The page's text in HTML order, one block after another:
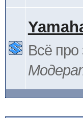
Всё про